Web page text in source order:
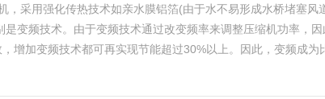
采用强化传热技术如亲水膜铝箔(由于水不易形成水桥堵塞
变频技术。由于变频技术通过改变频率来调整压缩机功率，
增加变频技术都可再实现节能超过30%以上。因此，变频成